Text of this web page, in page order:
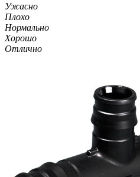
Ужасно
Плохо
Нормально
Хорошо
Отлично